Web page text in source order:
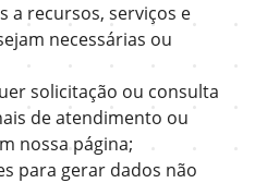
a recursos, serviços e
necessárias ou
solicitação ou consulta
de atendimento ou
nossa página;
para gerar dados não